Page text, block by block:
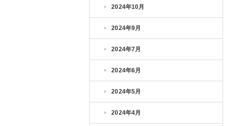
2024年10月
2024年9月
2024年7月
2024年6月
2024年5月
2024年4月